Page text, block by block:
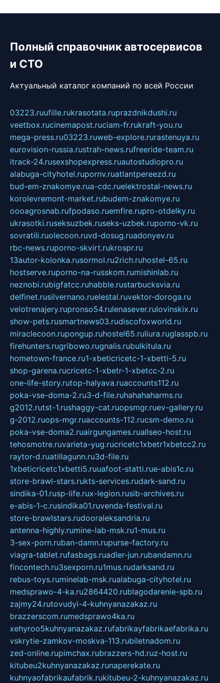
Полный справочник автосервисов
и СТО
Актуальный каталог компаний по всей России
03223.ruufille.rukrasotata.ruprazdnikdushi.ru
veetbox.rucinemapost.ruciam-fr.rukraft-you.ru
mega-press.ru03223.ruweb-explore.rurastenuya.ru
eurovision-russia.rustrah-news.rufreeride-team.ru
itrack-24.rusexshopexpress.ruautostudiopro.ru
alabuga-cityhotel.rupornv.ruatlantpereezd.ru
bud-em-znakomye.rua-cdc.ruelektrostal-news.ru
korolevremont-market.rubudem-znakomye.ru
oooagrosnab.rufpodaso.ruemfire.rupro-otdelky.ru
ukrasotki.ruseksuzbek.ruseks-uzbek.ruporno-vk.ru
sovratili.ruolecoon.ruvd-dosug.ruadonyev.ru
rbc-news.ruporno-skvirt.rukrospr.ru
13autor-kolonka.rusormol.ru2rich.ruhostel-65.ru
hostserve.ruporno-na-russkom.rumishinlab.ru
neznobi.rubigfatcc.ruhabble.rustarbucksvia.ru
delfinet.rusilvernano.ruelestal.ruvektor-doroga.ru
velotrenajery.rupronso54.rulenasever.rulovinskix.ru
show-pets.rusmartnews03.rudiscofoxworld.ru
miraclecoon.rupongup.ruhostel65.ruliura.ruglasspb.ru
firehunters.rugribowo.rugnalis.rubulkitula.ru
hometown-france.ru1-xbeticricetc-1-xbetti-5.ru
shop-garena.rucricetc-1-xbetr-1-xbetcc-2.ru
one-life-story.rutop-halyava.ruaccounts112.ru
poka-vse-doma-2.ru3-d-file.ruhahahaharms.ru
g2012.rutst-1.rushaggy-cat.ruopsmgr.ruev-gallery.ru
g-2012.ruops-mgr.ruaccounts-112.rucsm-demo.ru
poka-vse-doma2.ruairgungames.ruallseo-host.ru
tehosmotre.ruvarieta-yug.rucricetc1xbetr1xbetcc2.ru
raytor-d.ruatillagunn.ru3d-file.ru
1xbeticricetc1xbetti5.ruuafoot-statti.rue-abis1c.ru
store-brawl-stars.rukts-services.rudark-sand.ru
sindika-01.rusp-life.rux-legion.rusib-archives.ru
e-abis-1-c.rusindika01.ruvenda-festival.ru
store-brawlstars.rudooraleksandria.ru
antenna-highly.rumine-lab-msk.ru1-mus.ru
3-sex-porn.ruban-damn.rupurse-factory.ru
viagra-tablet.rufasbags.ruadler-jun.rubandamn.ru
fincontech.ru3sexporn.ru1mus.rudarksand.ru
rebus-toys.ruminelab-msk.rualabuga-cityhotel.ru
medsprawo-4-ka.ru2864420.rublagodarenie-spb.ru
zajmy24.rutovudyi-4-kuhnyanazakaz.ru
brazzerscom.rumedsprawo4ka.ru
xehyroo5kuhnyanazakaz.rufabrikayfabrikaefabrika.ru
vskrytie-zamkov-moskva-113.rubiletnadom.ru
zed-online.rupimchax.rubrazzers-hd.ruz-host.ru
kitubeu2kuhnyanazakaz.runaperekate.ru
kuhnyaofabrikaufabrik.rukitubeu-2-kuhnyanazakaz.ru